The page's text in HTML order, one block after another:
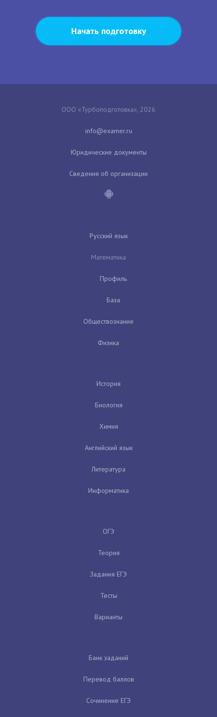
Начать подготовку
ООО «Турбоподготовка», 2026
Юридические документы
Сведения об организации
Русский язык
Математика
Профиль
База
Обществознание
Физика
История
Биология
Химия
Английский язык
Литература
Информатика
ОГЭ
Теория
Задания ЕГЭ
Тесты
Варианты
Банк заданий
Перевод баллов
Сочинение ЕГЭ